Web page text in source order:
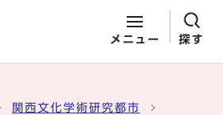
メニュー 探す
関西文化学術研究都市